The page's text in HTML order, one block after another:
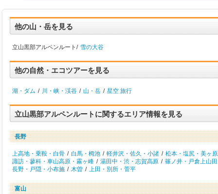
他の山・岳を見る
立山黒部アルペンルート/ 雪の大谷
他の自然・エコツアーを見る
湖・ダム / 川・峡・渓谷 / 山・岳 / 星空 旅行
立山黒部アルペンルートに関するエリア情報を見る
長野
上高地・乗鞍・白骨 / 白馬・栂池 / 軽井沢・佐久・小諸 / 松本・塩尻・美ヶ原
諏訪・蓼科・車山高原・霧ヶ峰 / 湯田中・渋・志賀高原 / 篠ノ井・戸倉上山田
長野・戸隠・小布施 / 木曽 / 上田・別所・菅平
富山